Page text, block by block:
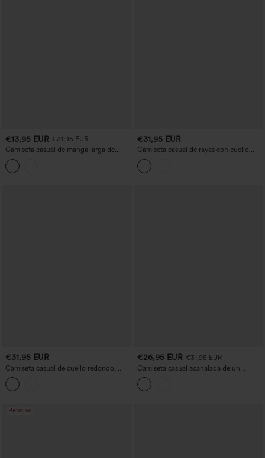
€13,95 EUR €31,95 EUR
Camiseta casual de manga larga de
punto acanalado con escote barco y
volante
€31,95 EUR
Camiseta casual de rayas con cuello
redondo y manga larga
€31,95 EUR
Camiseta casual de cuello redondo,
manga corta, sujetador incorporado y
bajo curvo
€26,95 EUR €31,95 EUR
Camiseta casual acanalada de un
hombro, manga corta, fruncida y con
sujetador integrado
Rebajas